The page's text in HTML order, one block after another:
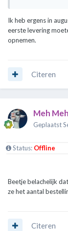
Ik heb ergens in
eerste levering
opnemen.
Citeren
Meh Meh
Geplaatst
Status: Offline
Beetje belachelijk
ze het aantal
Citeren